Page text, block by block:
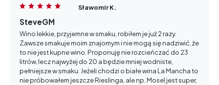
Sławomir K.
SteveGM
Wino lekkie, przyjemne w smaku, robiłem je już 2 razy.
Zawsze smakuje moim znajomym i nie mogą się nadziwić, że
to nie jest kupne wino. Proponuję nie rozcieńczać do 23
litrów, lecz najwyżej do 20 a będzie mniej wodniste,
pełniejsze w smaku. Jeżeli chodzi o białe wina La Mancha to
nie próbowałem jeszcze Rieslinga, ale np. Mosel jest super,